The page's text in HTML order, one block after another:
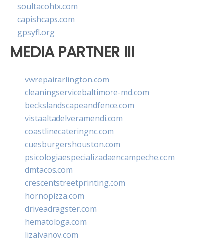
soultacohtx.com
capishcaps.com
gpsyfl.org
MEDIA PARTNER III
vwrepairarlington.com
cleaningservicebaltimore-md.com
beckslandscapeandfence.com
vistaaltadelveramendi.com
coastlinecateringnc.com
cuesburgershouston.com
psicologiaespecializadaencampeche.com
dmtacos.com
crescentstreetprinting.com
hornopizza.com
driveadragster.com
hematologa.com
lizaivanov.com